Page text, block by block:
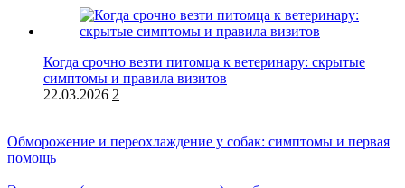
Когда срочно везти питомца к ветеринару: скрытые
симптомы и правила визитов
22.03.2026 2
Обморожение и переохлаждение у собак: симптомы и первая
помощь